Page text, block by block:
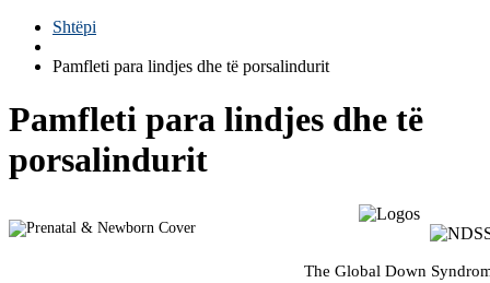
Shtëpi
Pamfleti para lindjes dhe të porsalindurit
Pamfleti para lindjes dhe të
porsalindurit
The Global Down